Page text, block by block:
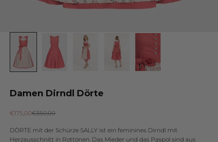
Damen Dirndl Dörte
Angebot
€175,00Regulärer Preis
€350,00
DÖRTE mit der Schürze SALLY ist ein feminines Dirndl mit
Herzausschnitt in Rottönen. Das Mieder und das Paspol sind aus